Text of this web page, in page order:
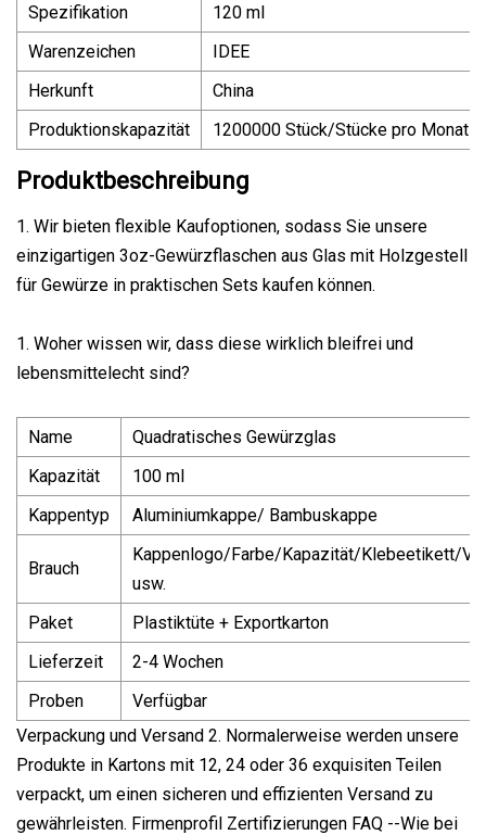
Spezifikation
120 ml
Warenzeichen
IDEE
Herkunft
China
Produktionskapazität
1200000 Stück/Stücke pro Monat
Produktbeschreibung
1. Wir bieten flexible Kaufoptionen, sodass Sie unsere
einzigartigen 3oz-Gewürzflaschen aus Glas mit Holzgestell
für Gewürze in praktischen Sets kaufen können.
1. Woher wissen wir, dass diese wirklich bleifrei und
lebensmittelecht sind?
Name
Quadratisches Gewürzglas
Kapazität
100 ml
Kappentyp
Aluminiumkappe/ Bambuskappe
Brauch
Kappenlogo/Farbe/Kapazität/Klebeetikett/
usw.
Paket
Plastiktüte + Exportkarton
Lieferzeit
2-4 Wochen
Proben
Verfügbar
Verpackung und Versand 2. Normalerweise werden unsere
Produkte in Kartons mit 12, 24 oder 36 exquisiten Teilen
verpackt, um einen sicheren und effizienten Versand zu
gewährleisten. Firmenprofil Zertifizierungen FAQ --Wie bei